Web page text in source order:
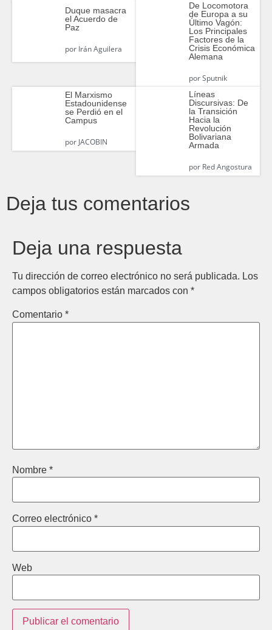
Duque masacra
el Acuerdo de
Paz
porIrán Aguilera
De Locomotora
de Europa a su
Último Vagón:
Los Principales
Factores de la
Crisis Económica
Alemana
porSputnik
El Marxismo
Estadounidense
se Perdió en el
Campus
porJACOBIN
Líneas
Discursivas: De
la Transición
Hacia la
Revolución
Bolivariana
Armada
porRed Angostura
Deja tus comentarios
Deja una respuesta
Tu dirección de correo electrónico no será publicada. Los
campos obligatorios están marcados con *
Comentario *
Nombre *
Correo electrónico *
Web